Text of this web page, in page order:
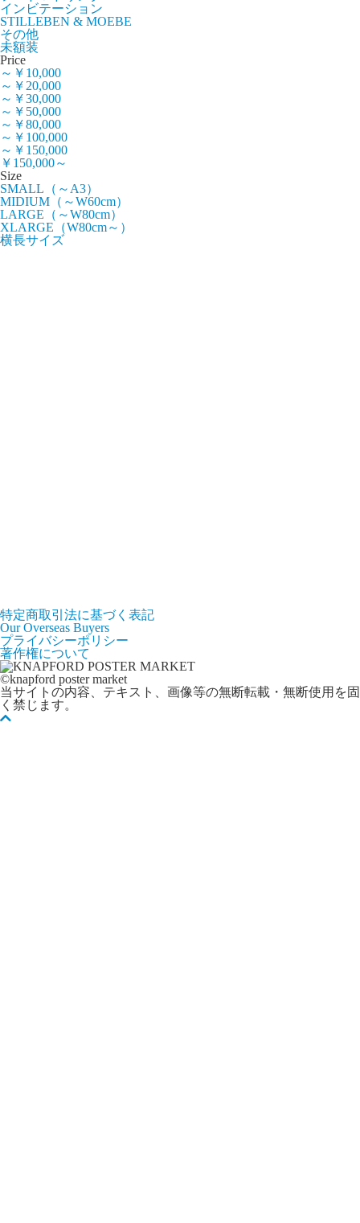
インビテーション
STILLEBEN & MOEBE
その他
未額装
Price
～￥10,000
～￥20,000
～￥30,000
～￥50,000
～￥80,000
～￥100,000
～￥150,000
￥150,000～
Size
SMALL（～A3）
MIDIUM（～W60cm）
LARGE（～W80cm）
XLARGE（W80cm～）
横長サイズ
特定商取引法に基づく表記
Our Overseas Buyers
プライバシーポリシー
著作権について
©knapford poster market
当サイトの内容、テキスト、画像等の無断転載・無断使用を固
く禁じます。